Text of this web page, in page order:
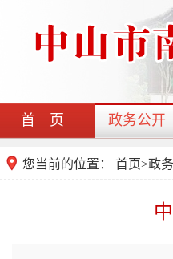
首 页 政务公开
您当前的位置： 首页>政